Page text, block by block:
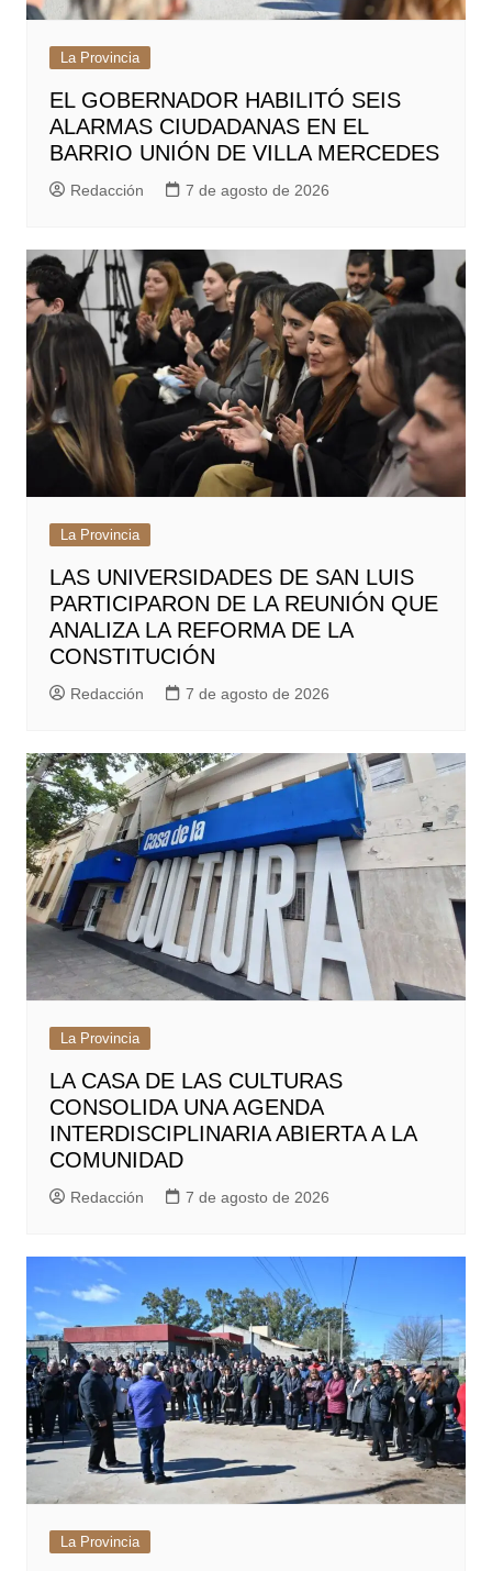
La Provincia
EL GOBERNADOR HABILITÓ SEIS
ALARMAS CIUDADANAS EN EL
BARRIO UNIÓN DE VILLA MERCEDES
Redacción 7 de agosto de 2026
La Provincia
LAS UNIVERSIDADES DE SAN LUIS
PARTICIPARON DE LA REUNIÓN QUE
ANALIZA LA REFORMA DE LA
CONSTITUCIÓN
Redacción 7 de agosto de 2026
La Provincia
LA CASA DE LAS CULTURAS
CONSOLIDA UNA AGENDA
INTERDISCIPLINARIA ABIERTA A LA
COMUNIDAD
Redacción 7 de agosto de 2026
La Provincia